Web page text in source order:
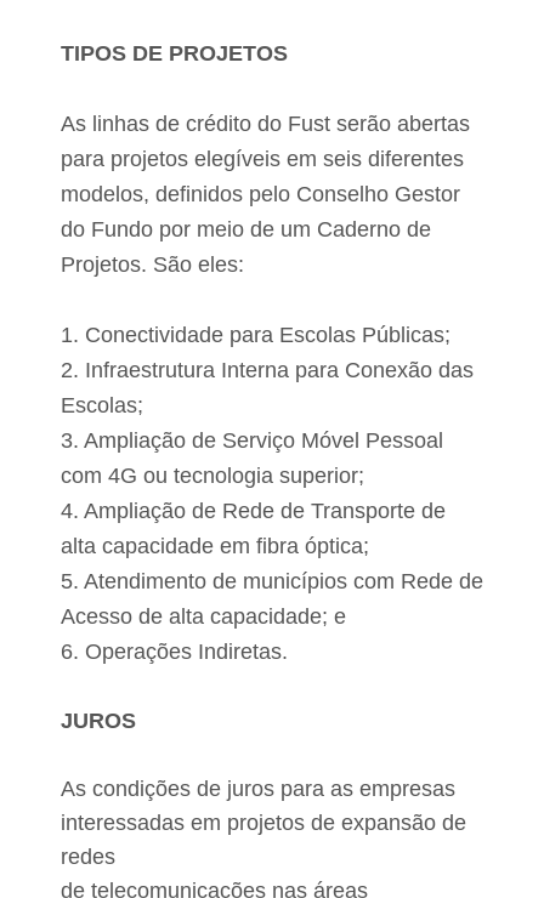
TIPOS DE PROJETOS
As linhas de crédito do Fust serão abertas
para projetos elegíveis em seis diferentes
modelos, definidos pelo Conselho Gestor
do Fundo por meio de um Caderno de
Projetos. São eles:
1. Conectividade para Escolas Públicas;
2. Infraestrutura Interna para Conexão das
Escolas;
3. Ampliação de Serviço Móvel Pessoal
com 4G ou tecnologia superior;
4. Ampliação de Rede de Transporte de
alta capacidade em fibra óptica;
5. Atendimento de municípios com Rede de
Acesso de alta capacidade; e
6. Operações Indiretas.
JUROS
As condições de juros para as empresas
interessadas em projetos de expansão de
redes
de telecomunicações nas áreas